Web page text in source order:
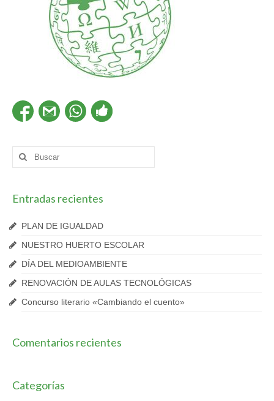
Buscar
por:
Entradas recientes
PLAN DE IGUALDAD
NUESTRO HUERTO ESCOLAR
DÍA DEL MEDIOAMBIENTE
RENOVACIÓN DE AULAS TECNOLÓGICAS
Concurso literario «Cambiando el cuento»
Comentarios recientes
Categorías